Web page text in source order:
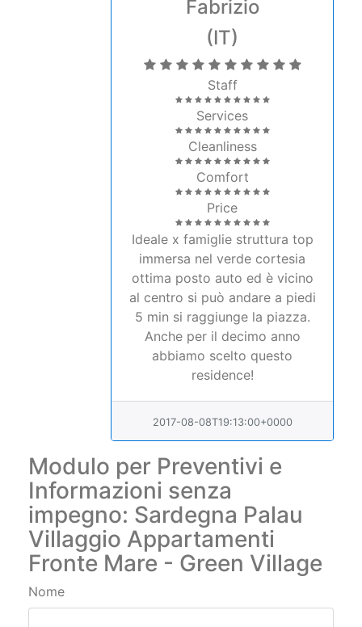
(IT)
Staff
Services
Cleanliness
Comfort
Price
Ideale x famiglie struttura top
immersa nel verde cortesia
ottima posto auto ed è vicino
al centro si può andare a piedi
5 min si raggiunge la piazza.
Anche per il decimo anno
abbiamo scelto questo
residence!
Modulo per Preventivi e
Informazioni senza
impegno: Sardegna Palau
Villaggio Appartamenti
Fronte Mare - Green Village
Nome